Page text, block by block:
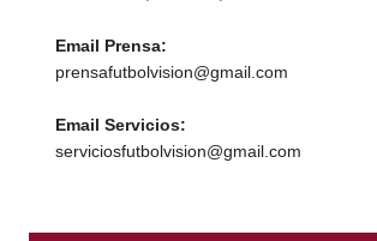
Email Prensa:
prensafutbolvision@gmail.com
Email Servicios:
serviciosfutbolvision@gmail.com